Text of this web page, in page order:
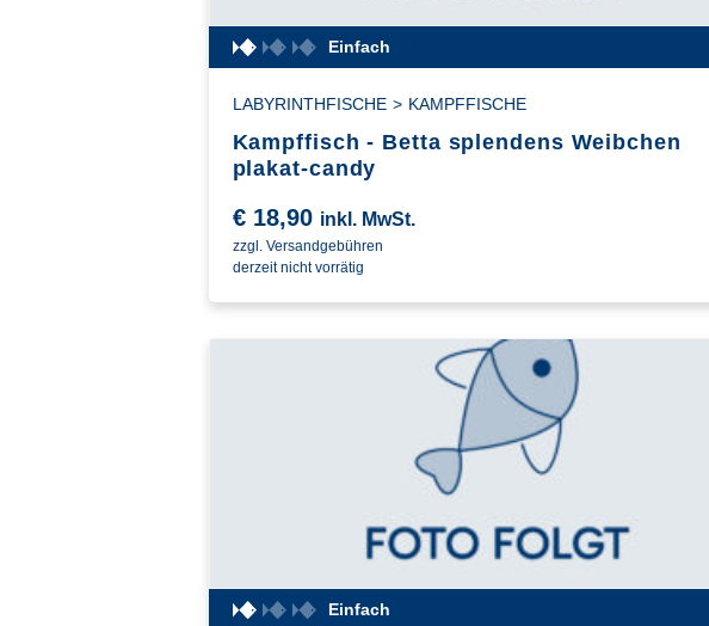
Einfach
LABYRINTHFISCHE > KAMPFFISCHE
Kampffisch - Betta splendens Weibchen
plakat-candy
€18,90 inkl. MwSt.
zzgl. Versandgebühren
derzeit nicht vorrätig
Einfach